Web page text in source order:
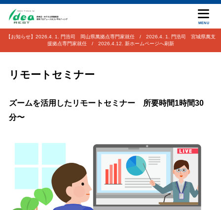
MENU
【お知らせ】2026.4. 1. 門浩司 岡山県萬拠点専門家就任 / 2026.4. 1. 門浩司 宮城県萬支
援拠点専門家就任 / 2026.4.12. 新ホームページへ刷新
リモートセミナー
ズームを活用したリモートセミナー 所要時間1時間30
分〜